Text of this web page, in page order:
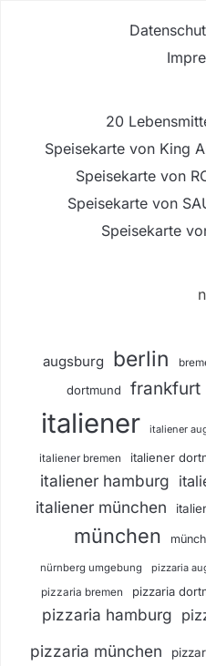
20
Speisekarte von King
Speisekarte von
Speisekarte von
Speisekarte
augsburg berlin
dortmund frankfurt
italiener italiener
italiener bremen italiener
italiener hamburg
italiener münchen
münchen
nürnberg umgebung pizzaria
pizzaria bremen pizzaria
pizzaria hamburg
pizzaria münchen